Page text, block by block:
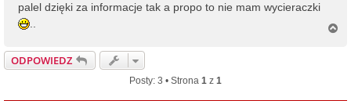
palel dzięki za informacje tak a propo to nie mam wycieraczki
ODPOWIEDZ
Posty: 3 • Strona 1 z 1